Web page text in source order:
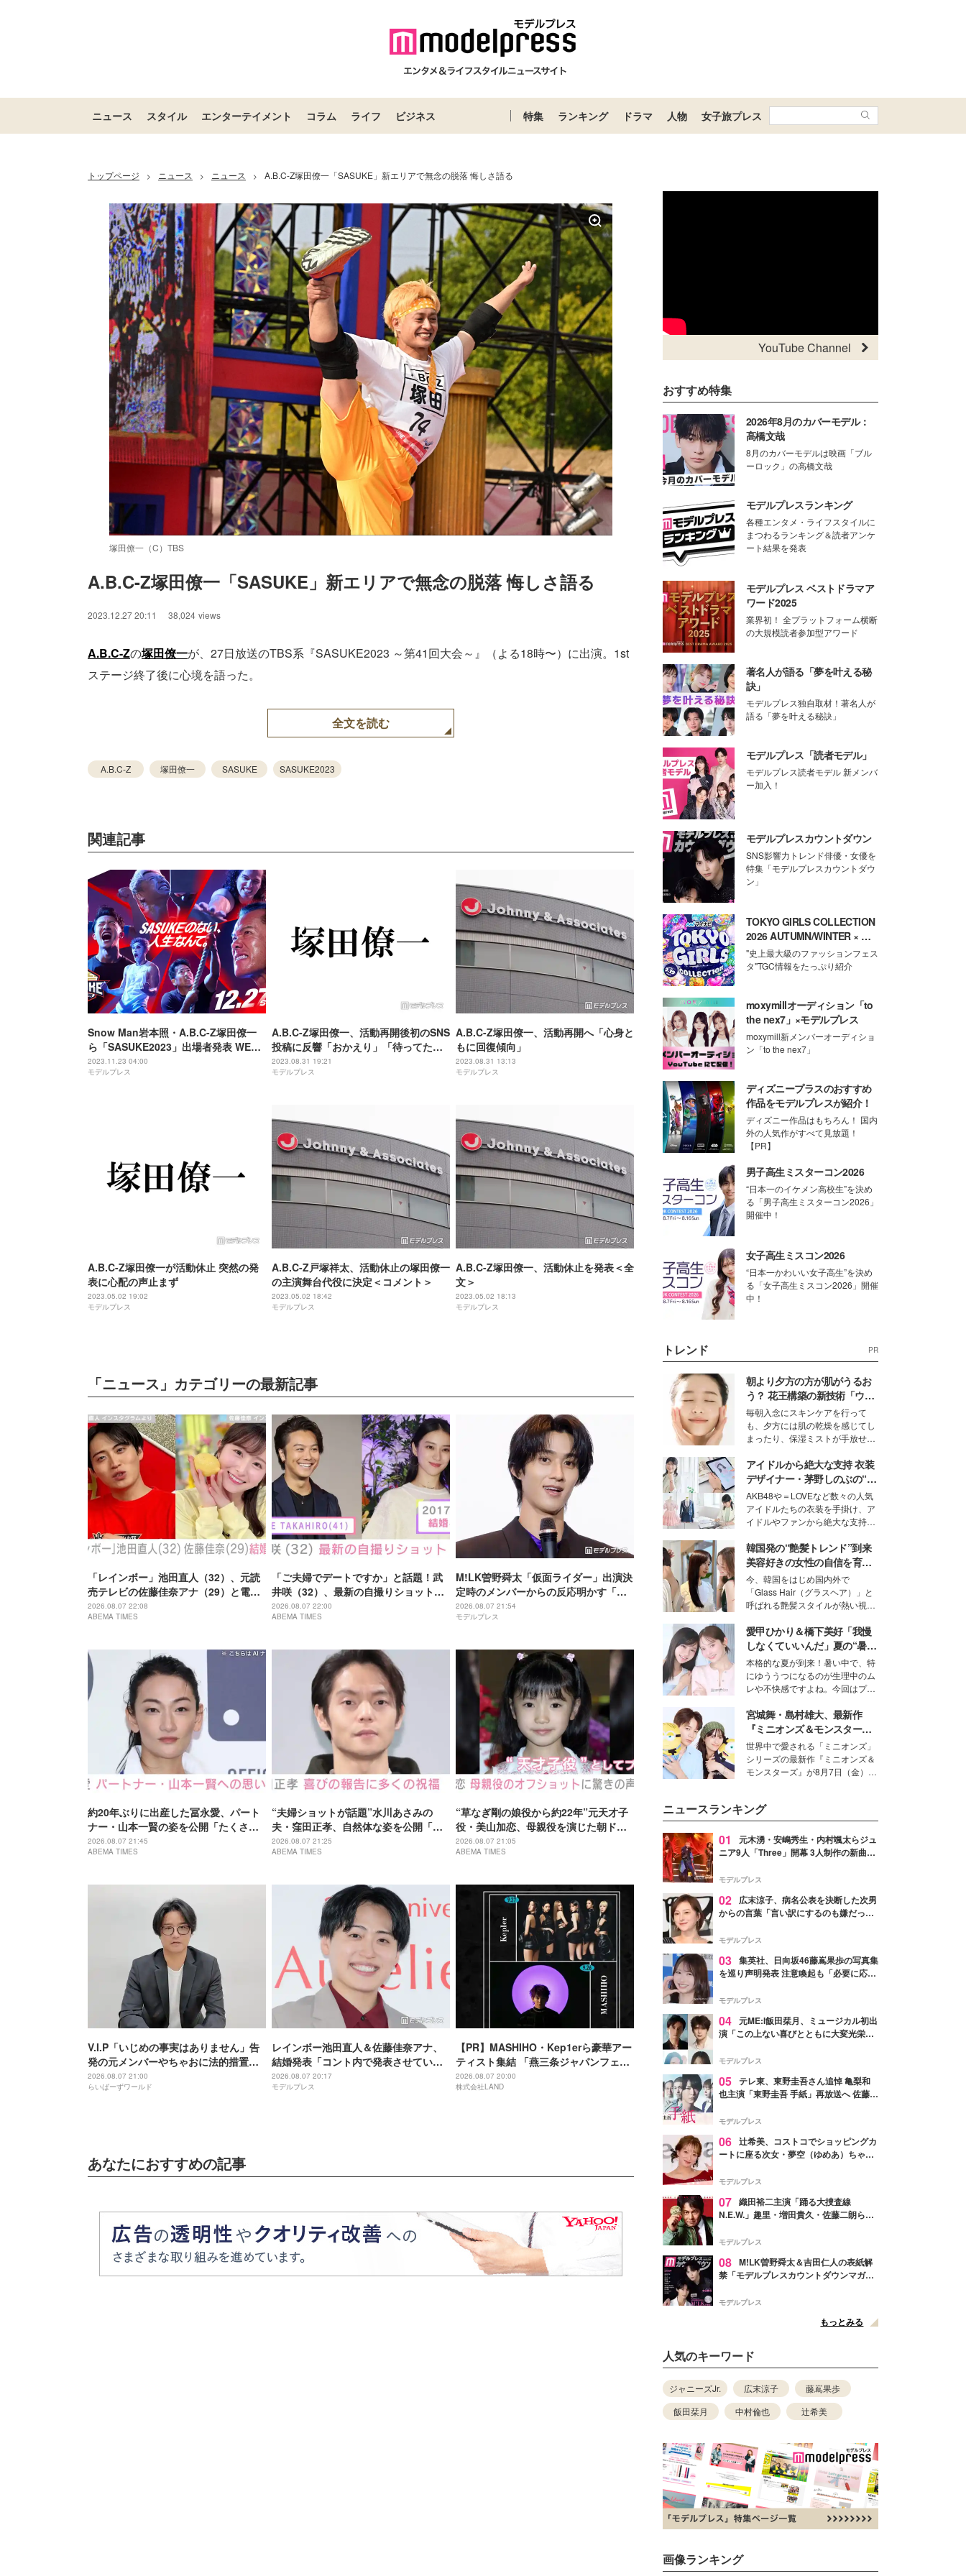
ニュース スタイル エンターテイメント コラム ライフ ビジネス 特集 ランキング ドラマ 人物 女子旅プレス
トップページ > ニュース > ニュース > A.B.C-Z塚田僚一「SASUKE」新エリアで無念の脱落 悔しさ語る
塚田僚一（C）TBS
A.B.C-Z塚田僚一「SASUKE」新エリアで無念の脱落 悔しさ語る
2023.12.27 20:11 38,024 views
A.B.C-Zの塚田僚一が、27日放送のTBS系『SASUKE2023 ～第41回大会～』（よる18時〜）に出演。1st
ステージ終了後に心境を語った。
全文を読む
A.B.C-Z 塚田僚一 SASUKE SASUKE2023
関連記事
Snow Man岩本照・A.B.C-Z塚田僚一
ら「SASUKE2023」出場者発表 WEST.
濱田崇裕が初参戦
2023.11.23 04:00
モデルプレス
A.B.C-Z塚田僚一、活動再開後初のSNS
投稿に反響「おかえり」「待ってた
よ」
2023.08.31 19:21
モデルプレス
A.B.C-Z塚田僚一、活動再開へ「心身と
もに回復傾向」
2023.08.31 13:13
モデルプレス
A.B.C-Z塚田僚一が活動休止 突然の発
表に心配の声止まず
2023.05.02 19:02
モデルプレス
A.B.C-Z戸塚祥太、活動休止の塚田僚一
の主演舞台代役に決定＜コメント＞
2023.05.02 18:42
モデルプレス
A.B.C-Z塚田僚一、活動休止を発表＜全
文＞
2023.05.02 18:13
モデルプレス
「ニュース」カテゴリーの最新記事
「レインボー」池田直人（32）、元読
売テレビの佐藤佳奈アナ（29）と電撃
結婚「ジャンボより先とは」「かなり
びっくり！」など驚きの声
2026.08.07 22:08
ABEMA TIMES
「ご夫婦でデートですか」と話題！武
井咲（32）、最新の自撮りショット公
開
2026.08.07 22:00
ABEMA TIMES
M!LK曽野舜太「仮面ライダー」出演決
定時のメンバーからの反応明かす「楽
屋で台本を開いていたら…」【仮面ラ
イダーゼッツ さよならのミッション】
2026.08.07 21:54
モデルプレス
約20年ぶりに出産した冨永愛、パート
ナー・山本一賢の姿を公開「たくさん
背負ってくれてる」感謝の思いをつづ
る
2026.08.07 21:45
ABEMA TIMES
“夫婦ショットが話題”水川あさみの
夫・窪田正孝、自然体な姿を公開「い
つだって自分の勇気次第」
2026.08.07 21:25
ABEMA TIMES
“草なぎ剛の娘役から約22年”元天才子
役・美山加恋、母親役を演じた朝ドラ
『風、薫る』での姿に驚きの声「凛ち
ゃんがお母さん役をやるようになった
2026.08.07 21:05
ABEMA TIMES
V.I.P「いじめの事実はありません」告
発の元メンバーやちゃおに法的措置を
準備
2026.08.07 21:00
らいばーずワールド
レインボー池田直人＆佐藤佳奈アナ、
結婚発表「コント内で発表させていた
だきました」読売テレビ退社は生活拠
点変更のため
2026.08.07 20:17
モデルプレス
【PR】MASHIHO・Kep1erら豪華アー
ティスト集結 「燕三条ジャパンフェス
2026 powered by LANDCON」開催決
定
2026.08.07 20:00
株式会社LAND
あなたにおすすめの記事
YouTube Channel
おすすめ特集
2026年8月のカバーモデル：
高橋文哉
8月のカバーモデルは映画「ブル
ーロック」の高橋文哉
モデルプレスランキング
各種エンタメ・ライフスタイルに
まつわるランキング＆読者アンケ
ート結果を発表
モデルプレス ベストドラマア
ワード2025
業界初！ 全プラットフォーム横断
の大規模読者参加型アワード
著名人が語る「夢を叶える秘
訣」
モデルプレス独自取材！著名人が
語る「夢を叶える秘訣」
モデルプレス「読者モデル」
モデルプレス読者モデル 新メンバ
ー加入！
モデルプレスカウントダウン
SNS影響力トレンド俳優・女優を
特集「モデルプレスカウントダウ
ン」
TOKYO GIRLS COLLECTION
2026 AUTUMN/WINTER × モ
デルプレス
"史上最大級のファッションフェス
タ"TGC情報をたっぷり紹介
moxymillオーディション「to
the nex7」×モデルプレス
moxymill新メンバーオーディショ
ン「to the nex7」
ディズニープラスのおすすめ
作品をモデルプレスが紹介！
ディズニー作品はもちろん！ 国内
外の人気作がすべて見放題！
【PR】
男子高生ミスターコン2026
“日本一のイケメン高校生”を決め
る「男子高生ミスターコン2026」
開催中！
女子高生ミスコン2026
“日本一かわいい女子高生”を決め
る「女子高生ミスコン2026」開催
中！
トレンド PR
朝より夕方の方が肌がうるお
う？ 花王構築の新技術「ウォ
ーターキャプチャリングスキ
ン（捕水肌）」がスキンケア
の常識を変える予感
毎朝入念にスキンケアを行って
も、夕方には肌の乾燥を感じてし
まったり、保湿ミストが手放せな
な美容の常識を大きく変える可能
性を秘めた、革新的な「Water
Capturing Skin（ウォーターキャ
プチャリングスキン：捕水肌）」
技術を、花王が構築した。
アイドルから絶大な支持 衣装
デザイナー・茅野しのぶの“可
愛い”を作る美学＜「シチズン
クロスシー」インタビュー＞
AKB48や＝LOVEなど数々の人気
アイドルたちの衣装を手掛け、ア
イドルやファンから絶大な支持を
取締役兼クリエイティブディレク
ター・茅野しのぶ。一人ひとりの
個性に寄り添い、魅力を引き出す
衣装作りは、多くの女性たちに勇
気と自信を与え続けている。
韓国発の“艶髪トレンド”到来
美容好きの女性の自信を育む
「ヘアケア事情」って？
今、韓国をはじめ国内外で
「Glass Hair（グラスヘア）」と
呼ばれる艶髪スタイルが熱い視線
ションの完成度を高めるベースと
して、“髪そのものの美しさ”に改
めて注目する人が増えている様
子。今回は、そんな憧れの艶やか
な髪を日常で叶える、美容好きの
女性たちのヘアケア事情を紹介し
ます。
愛甲ひかり＆橋下美好「我慢
しなくていいんだ」夏の“暑さ
対策”の新しい選択肢とは？
本格的な夏が到来！暑い中で、特
にゆううつになるのが生理中のム
レや不快感ですよね。今回はプラ
モデル・愛甲ひかりさんと橋下美
好さんを迎えて本音で女子会トー
ク。猛暑のお出かけを快適に過ご
すヒントや、2人が感動した夏の
生理の新常識にも迫りました。
宮城舞・島村雄大、最新作
『ミニオンズ＆モンスター
ズ』の魅力熱弁 ハチャメチャ
だけじゃない“友情と絆”に感
動
世界中で愛される「ミニオンズ」
シリーズの最新作『ミニオンズ＆
モンスターズ』が8月7日（金）に
デルの宮城舞と島村雄大の特別対
談をお届け！それぞれの視点か
ら、今作ならではの魅力や予想外
の感動をもたらす奥深いストーリ
た。
ニュースランキング
01
元木湧・安嶋秀生・内村颯太らジュ
ニア9人「Three」開幕 3人制作の新曲＆
進んで夢を掴みたい」【ゲネプロレポ】
モデルプレス
02
広末涼子、病名公表を決断した次男
からの言葉「言い訳にするのも嫌だっ
モデルプレス
03 集英社、日向坂46藤嶌果歩の写真集
を巡り声明発表 注意喚起も「必要に応じ
モデルプレス
04 元ME:I飯田栞月、ミュージカル初出
演「この上ない喜びとともに大変光栄」
ャスト発表
モデルプレス
05 テレ東、東野圭吾さん追悼 亀梨和
也主演「東野圭吾 手紙」再放送へ 佐藤隆
モデルプレス
06 辻希美、コストコでショッピングカ
ートに座る次女・夢空（ゆめあ）ちゃん
ぎ」「成長を感じる」の声
モデルプレス
07 織田裕二主演「踊る大捜査線
N.E.W.」趣里・増田貴久・佐藤二朗ら新
徴する“謎のキーワード”も
モデルプレス
08 M!LK曽野舜太＆吉田仁人の表紙解
禁「モデルプレスカウントダウンマガジ
モデルプレス
もっとみる
人気のキーワード
ジャニーズJr. 広末涼子
藤嶌果歩
飯田栞月
中村倫也 辻希美
画像ランキング